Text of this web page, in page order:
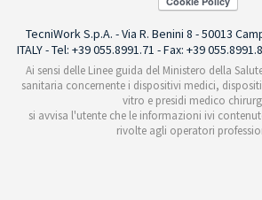
TecniWork S.p.A. - Via R. Benini 8 - 50013
ITALY - Tel: +39 055.8991.71 - Fax: +39
Ai sensi delle Linee guida del Ministero della
sanitaria concernente i dispositivi medici,
vitro e presidi medico
si avvisa l'utente che le informazioni ivi
rivolte agli operatori